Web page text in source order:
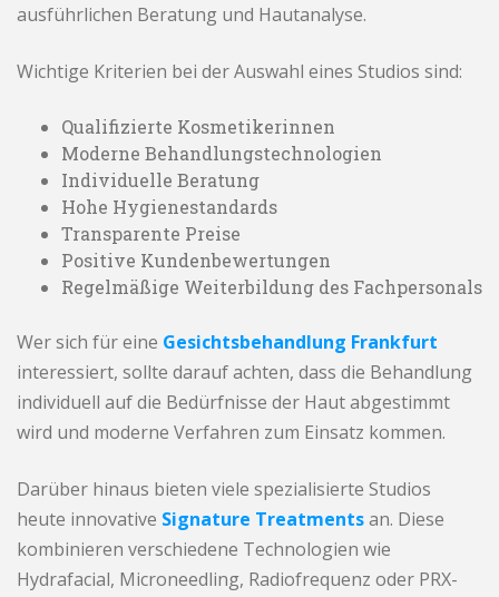
ausführlichen Beratung und Hautanalyse.
Wichtige Kriterien bei der Auswahl eines Studios sind:
Qualifizierte Kosmetikerinnen
Moderne Behandlungstechnologien
Individuelle Beratung
Hohe Hygienestandards
Transparente Preise
Positive Kundenbewertungen
Regelmäßige Weiterbildung des Fachpersonals
Wer sich für eine Gesichtsbehandlung Frankfurt
interessiert, sollte darauf achten, dass die Behandlung
individuell auf die Bedürfnisse der Haut abgestimmt
wird und moderne Verfahren zum Einsatz kommen.
Darüber hinaus bieten viele spezialisierte Studios
heute innovative Signature Treatmentsan. Diese
kombinieren verschiedene Technologien wie
Hydrafacial, Microneedling, Radiofrequenz oder PRX-